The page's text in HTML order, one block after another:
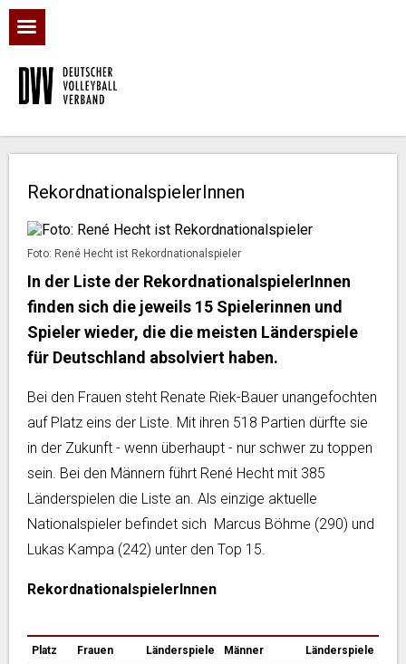
RekordnationalspielerInnen
Foto: René Hecht ist Rekordnationalspieler
In der Liste der RekordnationalspielerInnen
finden sich die jeweils 15 Spielerinnen und
Spieler wieder, die die meisten Länderspiele
für Deutschland absolviert haben.
Bei den Frauen steht Renate Riek-Bauer unangefochten
auf Platz eins der Liste. Mit ihren 518 Partien dürfte sie
in der Zukunft - wenn überhaupt - nur schwer zu toppen
sein. Bei den Männern führt René Hecht mit 385
Länderspielen die Liste an. Als einzige aktuelle
Nationalspieler befindet sich Marcus Böhme (290) und
Lukas Kampa (242) unter den Top 15.
RekordnationalspielerInnen
Platz Frauen Länderspiele Männer Länderspiele